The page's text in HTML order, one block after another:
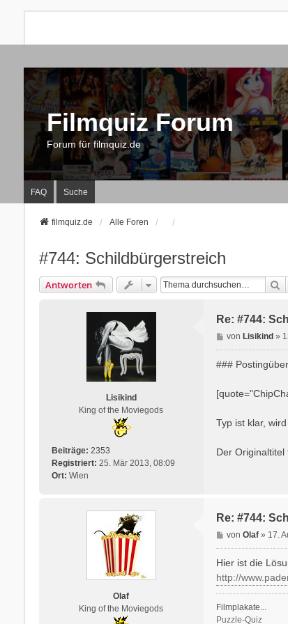
Filmquiz Forum
Forum für filmquiz.de
FAQ Suche
filmquiz.de Alle Foren
#744: Schildbürgerstreich
Antworten
Lisikind
King of the Moviegods
Beiträge: 2353
Registriert: 25. Mär 2013, 08:09
Ort: Wien
Re: #744:
B
e
i
a
von Lisikind »
###
Typ ist klar,
Der Originaltitel
Olaf
King of the Moviegods
Re: #744:
B
e
i
r
a
g
vonOlaf » 17.
Hier ist die
http://
Filmplakate...
Puzzle-Quiz